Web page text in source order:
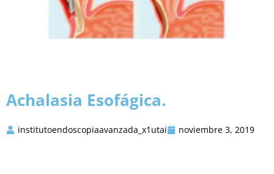
Achalasia Esofágica.
institutoendoscopiaavanzada_x1utai noviembre 3, 2019